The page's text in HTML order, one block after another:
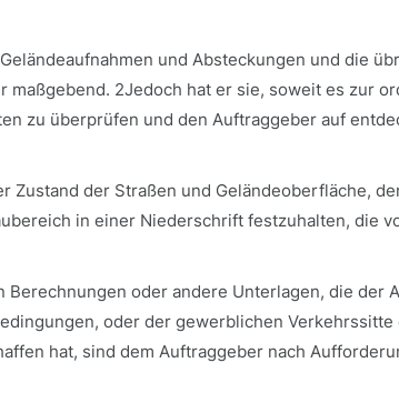
und Absteckungen und die
2Jedoch hat er sie, soweit es zur
zu überprüfen und den Auftraggeber auf
Zustand der Straßen und Geländeoberfläche,
in einer Niederschrift festzuhalten, die
oder andere Unterlagen, die der
oder der gewerblichen
hat, sind dem Auftraggeber nach